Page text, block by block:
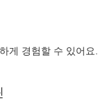
게 경험할 수 있어요.